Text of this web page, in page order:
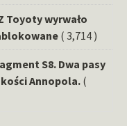
Toyoty wyrwało
( 3,714 )
S8. Dwa pasy
Annopola. (